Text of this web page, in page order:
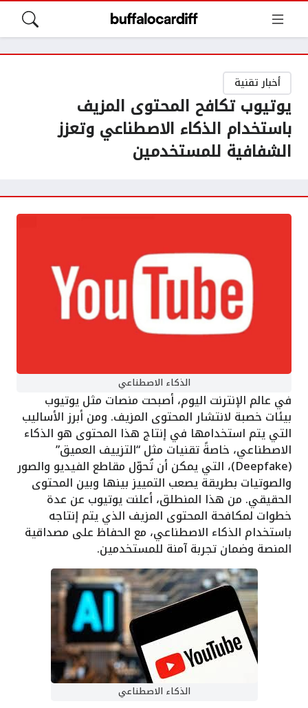
أخبار تقنية
يوتيوب تكافح المحتوى المزيف
باستخدام الذكاء الاصطناعي وتعزز
الشفافية للمستخدمين
الذكاء الاصطناعي
في عالم الإنترنت اليوم، أصبحت منصات مثل يوتيوب
بيئات خصبة لانتشار المحتوى المزيف. ومن أبرز الأساليب
التي يتم استخدامها في إنتاج هذا المحتوى هو الذكاء
الاصطناعي، خاصةً تقنيات مثل “التزييف العميق”
(Deepfake)، التي يمكن أن تُحوّل مقاطع الفيديو والصور
والصوتيات بطريقة يصعب التمييز بينها وبين المحتوى
الحقيقي. من هذا المنطلق، أعلنت يوتيوب عن عدة
خطوات لمكافحة المحتوى المزيف الذي يتم إنتاجه
باستخدام الذكاء الاصطناعي، مع الحفاظ على مصداقية
المنصة وضمان تجربة آمنة للمستخدمين.
الذكاء الاصطناعي